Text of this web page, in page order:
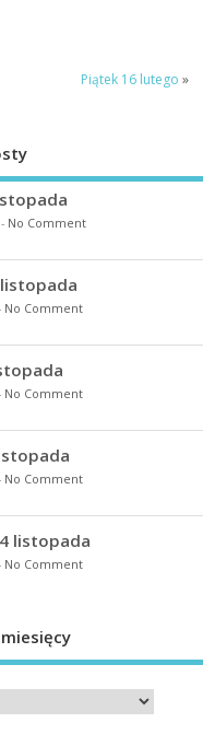
Piątek 16 lutego »
No Comment
No Comment
No Comment
No Comment
listopada
No Comment